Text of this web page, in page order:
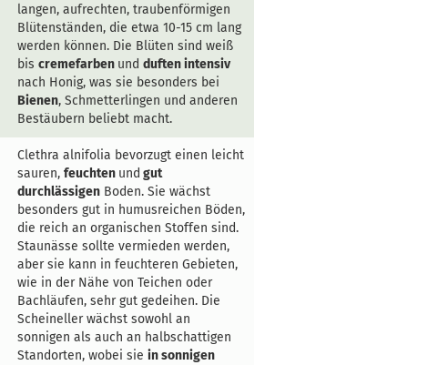
langen, aufrechten, traubenförmigen
Blütenständen, die etwa 10-15 cm lang
werden können. Die Blüten sind weiß
bis cremefarben und duften intensiv
nach Honig, was sie besonders bei
Bienen, Schmetterlingen und anderen
Bestäubern beliebt macht.
Clethra alnifolia bevorzugt einen leicht
sauren, feuchten und gut
durchlässigen Boden. Sie wächst
besonders gut in humusreichen Böden,
die reich an organischen Stoffen sind.
Staunässe sollte vermieden werden,
aber sie kann in feuchteren Gebieten,
wie in der Nähe von Teichen oder
Bachläufen, sehr gut gedeihen. Die
Scheineller wächst sowohl an
sonnigen als auch an halbschattigen
Standorten, wobei sie in sonnigen